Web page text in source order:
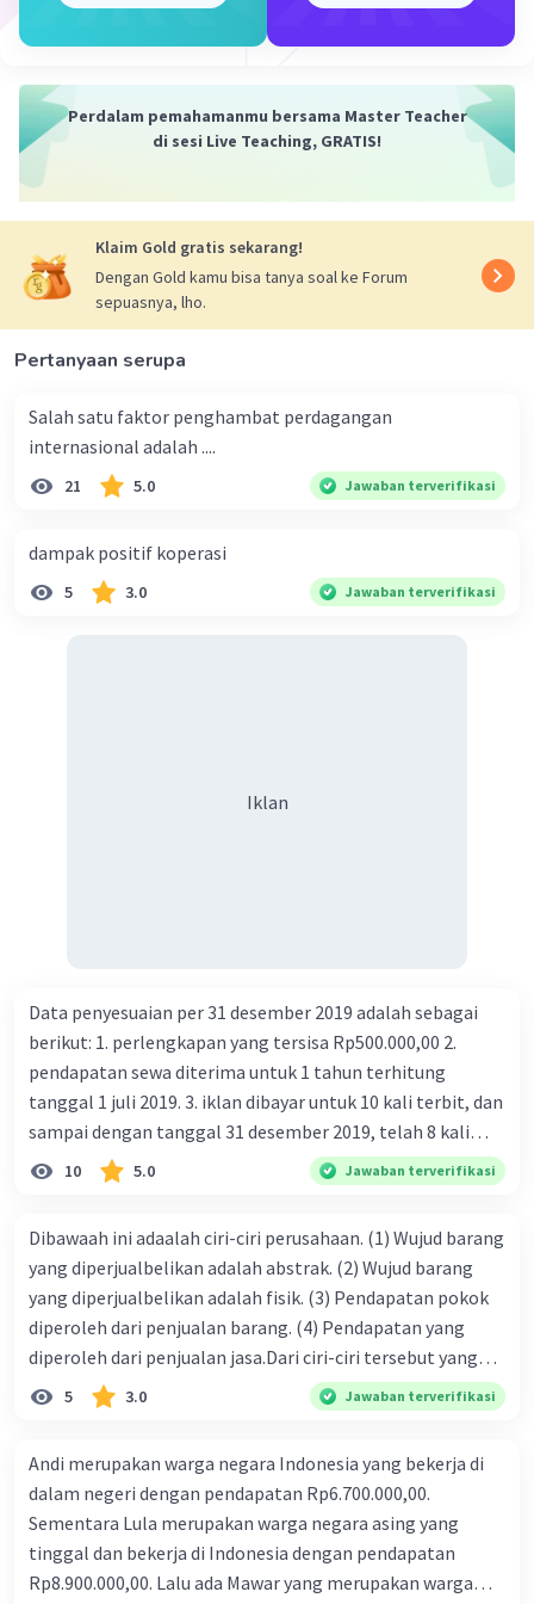
Beri Rating
Iklan
Perdalam pemahamanmu bersama Master Teacher
di sesi Live Teaching, GRATIS!
Klaim Gold gratis sekarang!
Dengan Gold kamu bisa tanya soal ke Forum
sepuasnya, lho.
Pertanyaan serupa
Salah satu faktor penghambat perdagangan
internasional adalah ....
21 5.0 Jawaban terverifikasi
dampak positif koperasi
5 3.0 Jawaban terverifikasi
Iklan
Data penyesuaian per 31 desember 2019 adalah sebagai
berikut: 1. perlengkapan yang tersisa Rp500.000,00 2.
pendapatan sewa diterima untuk 1 tahun terhitung
tanggal 1 juli 2019. 3. iklan dibayar untuk 10 kali terbit, dan
sampai dengan tanggal 31 desember 2019, telah 8 kali
terbit. 4. gaji terutang untuk periode berjalan sebesar
Rp800.000,00 dari data di atas, pencatatan jurnal pembalik
10 5.0 Jawaban terverifikasi
Dibawaah ini adaalah ciri-ciri perusahaan. (1) Wujud barang
yang diperjualbelikan adalah abstrak. (2) Wujud barang
yang diperjualbelikan adalah fisik. (3) Pendapatan pokok
diperoleh dari penjualan barang. (4) Pendapatan yang
diperoleh dari penjualan jasa.Dari ciri-ciri tersebut yang
merupakan ciri dari perusahaan dagang ditunjukan pada
nomor…. a. 1 dan 3 b. 3 dan 4 c. 2 dan 3 d. 1 dan 2 e. 2 dan 4
5 3.0 Jawaban terverifikasi
Andi merupakan warga negara Indonesia yang bekerja di
dalam negeri dengan pendapatan Rp6.700.000,00.
Sementara Lula merupakan warga negara asing yang
tinggal dan bekerja di Indonesia dengan pendapatan
Rp8.900.000,00. Lalu ada Mawar yang merupakan warga